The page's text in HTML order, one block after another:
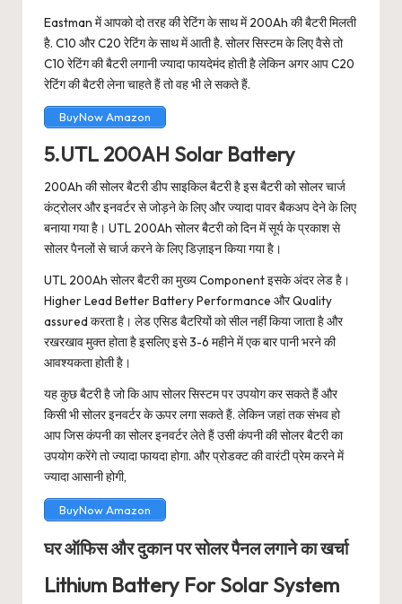
Eastman में आपको दो तरह की रेटिंग के साथ में 200Ah की बैटरी मिलती
है. C10 और C20 रेटिंग के साथ में आती है. सोलर सिस्टम के लिए वैसे तो
C10 रेटिंग की बैटरी लगानी ज्यादा फायदेमंद होती है लेकिन अगर आप C20
रेटिंग की बैटरी लेना चाहते हैं तो वह भी ले सकते हैं.
BuyNow Amazon
5.UTL 200AH Solar Battery
200Ah की सोलर बैटरी डीप साइकिल बैटरी है इस बैटरी को सोलर चार्ज
कंट्रोलर और इनवर्टर से जोड़ने के लिए और ज्यादा पावर बैकअप देने के लिए
बनाया गया है। UTL 200Ah सोलर बैटरी को दिन में सूर्य के प्रकाश से
सोलर पैनलों से चार्ज करने के लिए डिज़ाइन किया गया है।
UTL 200Ah सोलर बैटरी का मुख्य Component इसके अंदर लेड है।
Higher Lead Better Battery Performance और Quality
assured करता है। लेड एसिड बैटरियों को सील नहीं किया जाता है और
रखरखाव मुक्त होता है इसलिए इसे 3-6 महीने में एक बार पानी भरने की
आवश्यकता होती है।
यह कुछ बैटरी है जो कि आप सोलर सिस्टम पर उपयोग कर सकते हैं और
किसी भी सोलर इनवर्टर के ऊपर लगा सकते हैं. लेकिन जहां तक संभव हो
आप जिस कंपनी का सोलर इनवर्टर लेते हैं उसी कंपनी की सोलर बैटरी का
उपयोग करेंगे तो ज्यादा फायदा होगा. और प्रोडक्ट की वारंटी प्रेम करने में
ज्यादा आसानी होगी,
BuyNow Amazon
घर ऑफिस और दुकान पर सोलर पैनल लगाने का खर्चा
Lithium Battery For Solar System